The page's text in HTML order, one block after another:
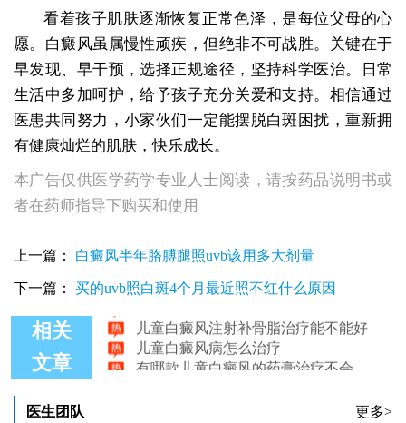
看着孩子肌肤逐渐恢复正常色泽，是每位父母的心
愿。白癜风虽属慢性顽疾，但绝非不可战胜。关键在于
早发现、早干预，选择正规途径，坚持科学医治。日常
生活中多加呵护，给予孩子充分关爱和支持。相信通过
医患共同努力，小家伙们一定能摆脱白斑困扰，重新拥
有健康灿烂的肌肤，快乐成长。
本广告仅供医学药学专业人士阅读，请按药品说明书或
者在药师指导下购买和使用
上一篇： 白癜风半年胳膊腿照uvb该用多大剂量
下一篇： 买的uvb照白斑4个月最近照不红什么原因
相关
文章
儿童白癜风可以治疗好吗
儿童白癜风病怎么治疗
有哪款儿童白癜风的药膏治疗不会有伤害的
儿童白癜风患者饮食要注意哪些
医生团队 更多>